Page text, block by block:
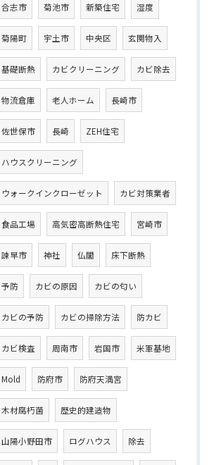
合志市 菊池市 新築住宅 湿度
菊陽町 宇土市 中央区 玄関物入
基礎断熱 カビクリーニング カビ除去
物流倉庫 老人ホーム 長崎市
佐世保市 長崎 ZEH住宅
ハウスクリーニング
ウォークインクローゼット カビ対策業者
食品工場 高気密高断熱住宅 宮崎市
諫早市 神社 仏閣 床下断熱
予防 カビの原因 カビの匂い
カビの予防 カビの掃除方法 防カビ
カビ検査 周南市 岩国市 米軍基地
Mold 防府市 防府天満宮
木材腐朽菌 歴史的建造物
山陽小野田市 ログハウス 除去